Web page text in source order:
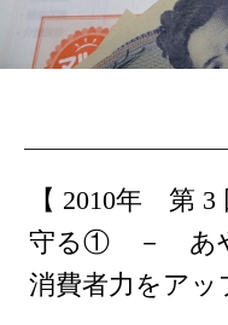
【 2010年 第 3
守る① － あや
消費者力をアッ